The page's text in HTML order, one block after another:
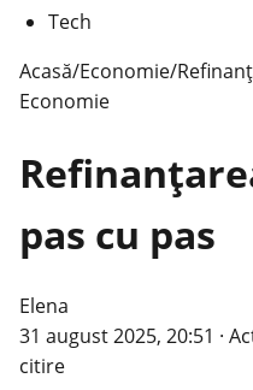
Tech
Acasă/Economie/
Economie
pas cu pas
Elena
31 august 2025, 20:51 ·
citire